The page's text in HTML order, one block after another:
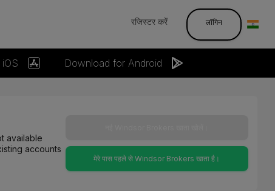
रजिस्टर करें लॉगिन
Download for Android
available
accounts
मेरे पास पहले से Windsor Brokers खाता है।